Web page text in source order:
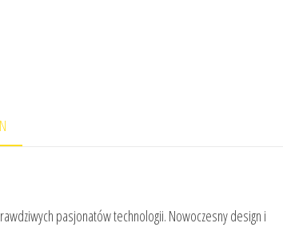
pasjonatów technologii. Nowoczesny design i